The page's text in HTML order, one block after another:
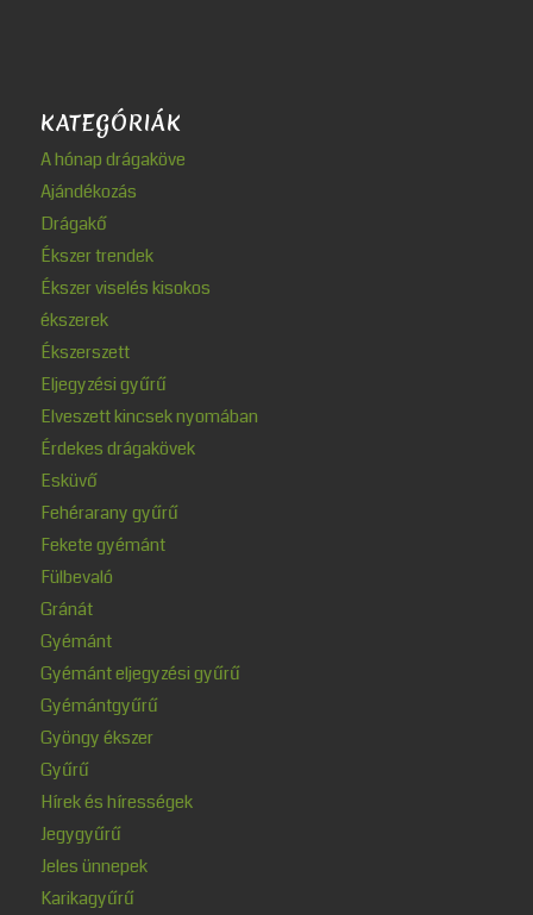
KATEGÓRIÁK
A hónap drágaköve
Ajándékozás
Drágakő
Ékszer trendek
Ékszer viselés kisokos
ékszerek
Ékszerszett
Eljegyzési gyűrű
Elveszett kincsek nyomában
Érdekes drágakövek
Esküvő
Fehérarany gyűrű
Fekete gyémánt
Fülbevaló
Gránát
Gyémánt
Gyémánt eljegyzési gyűrű
Gyémántgyűrű
Gyöngy ékszer
Gyűrű
Hírek és hírességek
Jegygyűrű
Jeles ünnepek
Karikagyűrű